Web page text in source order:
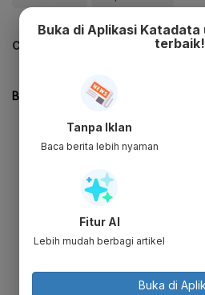
CEK JUGA DATA INI
Buka di Aplikasi
terbaik!
Tanpa Iklan
Baca berita lebih nyaman
Fitur AI
Lebih mudah berbagi artikel
Buka di